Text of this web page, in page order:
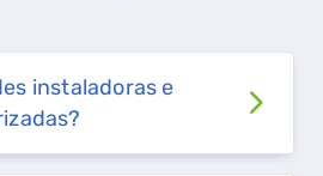
instaladoras e